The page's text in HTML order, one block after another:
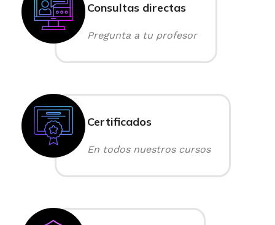
Consultas directas
Pregunta a tu profesor
Certificados
En todos nuestros cursos